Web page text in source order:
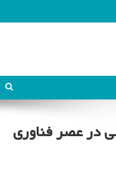
درسی ایران
در عصر فناوری